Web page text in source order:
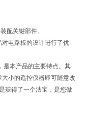
配关键部件。
电路板的设计进行了优
是本产品的主要特点。其
小的遥控仪器即可随意改
获得了一个法宝，是您做